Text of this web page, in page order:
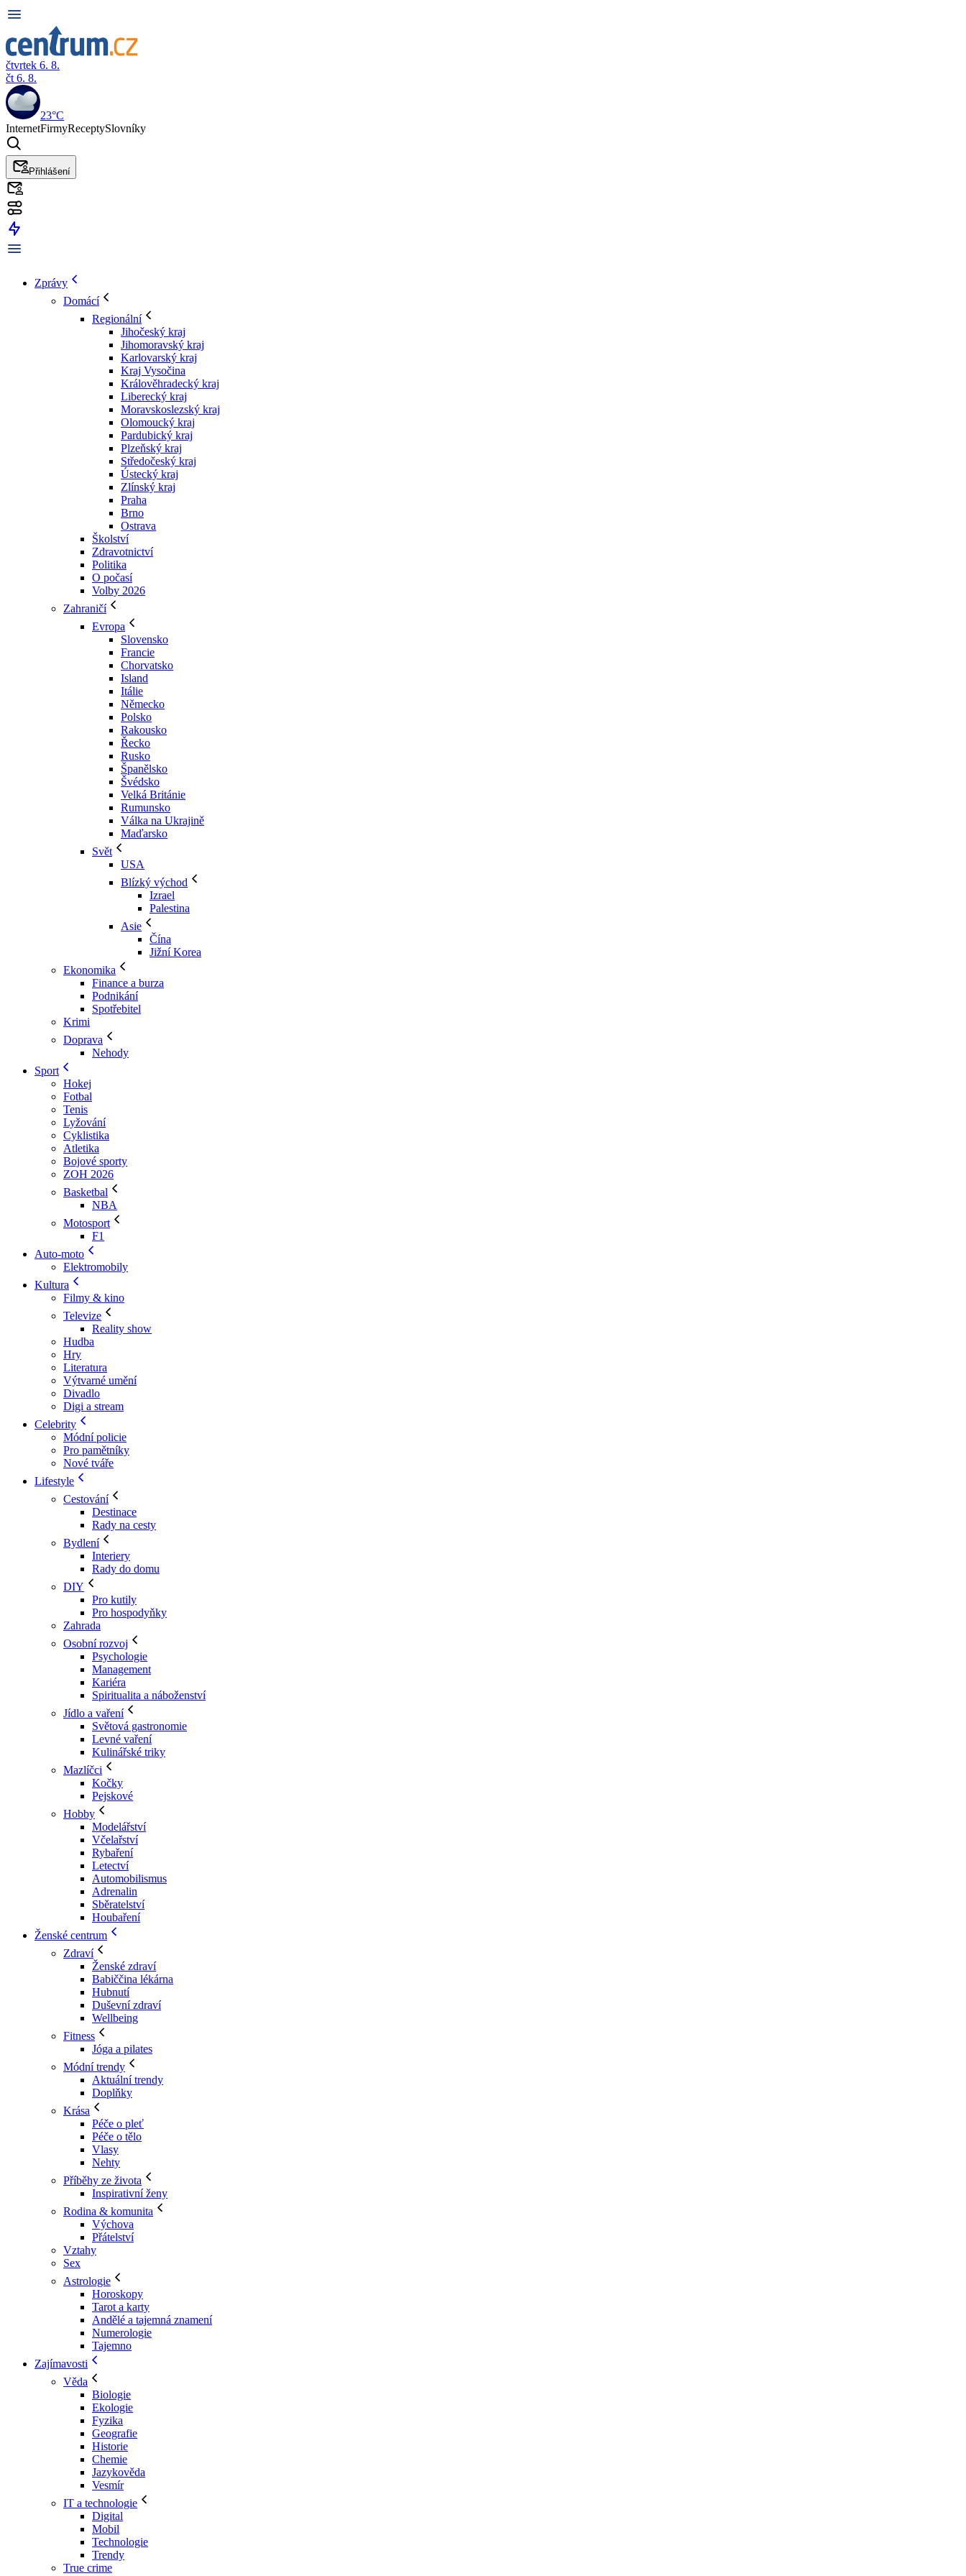
čtvrtek 6. 8.
čt 6. 8.
23°C
InternetFirmyReceptySlovníky
Přihlášení
Zprávy
Domácí
Regionální
Jihočeský kraj
Jihomoravský kraj
Karlovarský kraj
Kraj Vysočina
Králověhradecký kraj
Liberecký kraj
Moravskoslezský kraj
Olomoucký kraj
Pardubický kraj
Plzeňský kraj
Středočeský kraj
Ústecký kraj
Zlínský kraj
Praha
Brno
Ostrava
Školství
Zdravotnictví
Politika
O počasí
Volby 2026
Zahraničí
Evropa
Slovensko
Francie
Chorvatsko
Island
Itálie
Německo
Polsko
Rakousko
Řecko
Rusko
Španělsko
Švédsko
Velká Británie
Rumunsko
Válka na Ukrajině
Maďarsko
Svět
USA
Blízký východ
Izrael
Palestina
Asie
Čína
Jižní Korea
Ekonomika
Finance a burza
Podnikání
Spotřebitel
Krimi
Doprava
Nehody
Sport
Hokej
Fotbal
Tenis
Lyžování
Cyklistika
Atletika
Bojové sporty
ZOH 2026
Basketbal
NBA
Motosport
F1
Auto-moto
Elektromobily
Kultura
Filmy & kino
Televize
Reality show
Hudba
Hry
Literatura
Výtvarné umění
Divadlo
Digi a stream
Celebrity
Módní policie
Pro pamětníky
Nové tváře
Lifestyle
Cestování
Destinace
Rady na cesty
Bydlení
Interiery
Rady do domu
DIY
Pro kutily
Pro hospodyňky
Zahrada
Osobní rozvoj
Psychologie
Management
Kariéra
Spiritualita a náboženství
Jídlo a vaření
Světová gastronomie
Levné vaření
Kulinářské triky
Mazlíčci
Kočky
Pejskové
Hobby
Modelářství
Včelařství
Rybaření
Letectví
Automobilismus
Adrenalin
Sběratelství
Houbaření
Ženské centrum
Zdraví
Ženské zdraví
Babiččina lékárna
Hubnutí
Duševní zdraví
Wellbeing
Fitness
Jóga a pilates
Módní trendy
Aktuální trendy
Doplňky
Krása
Péče o pleť
Péče o tělo
Vlasy
Nehty
Příběhy ze života
Inspirativní ženy
Rodina & komunita
Výchova
Přátelství
Vztahy
Sex
Astrologie
Horoskopy
Tarot a karty
Andělé a tajemná znamení
Numerologie
Tajemno
Zajímavosti
Věda
Biologie
Ekologie
Fyzika
Geografie
Historie
Chemie
Jazykověda
Vesmír
IT a technologie
Digital
Mobil
Technologie
Trendy
True crime